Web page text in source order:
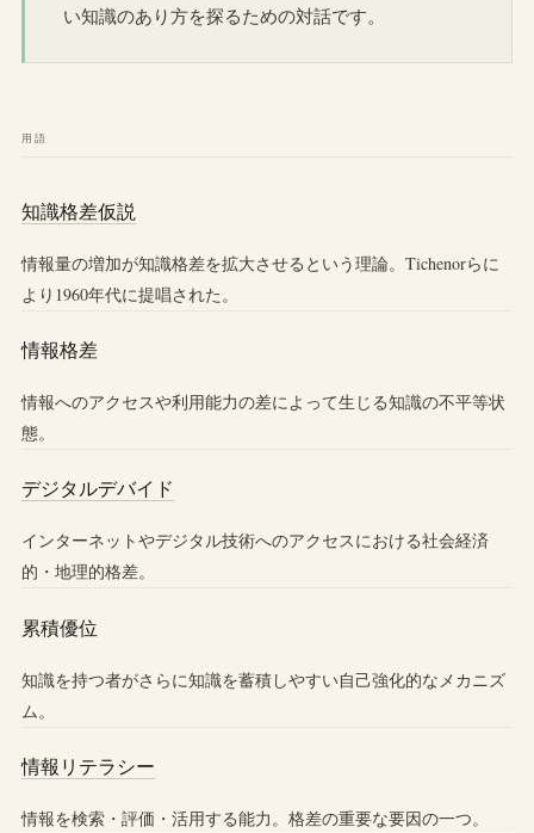
い知識のあり方を探るための対話です。
用語
知識格差仮説
情報量の増加が知識格差を拡大させるという理論。Tichenorらに
より1960年代に提唱された。
情報格差
情報へのアクセスや利用能力の差によって生じる知識の不平等状
態。
デジタルデバイド
インターネットやデジタル技術へのアクセスにおける社会経済
的・地理的格差。
累積優位
知識を持つ者がさらに知識を蓄積しやすい自己強化的なメカニズ
ム。
情報リテラシー
情報を検索・評価・活用する能力。格差の重要な要因の一つ。